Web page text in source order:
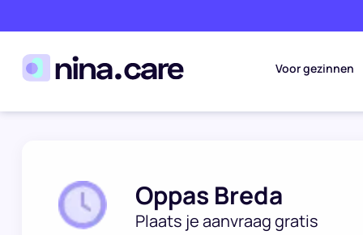
Voor gezinnen
Oppas Breda
Plaats je aanvraag gratis